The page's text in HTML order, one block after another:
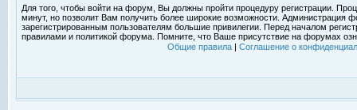
Для того, чтобы войти на форум, Вы должны пройти процедуру регистрации.
минут, но позволит Вам получить более широкие возможности. Администрация
зарегистрированным пользователям большие привилегии. Перед началом
правилами и политикой форума. Помните, что Ваше присутствие на форумах
Общие правила| Соглашение о